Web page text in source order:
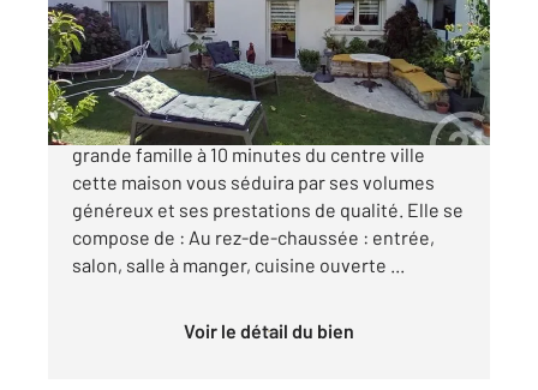
Maison à vendre
679 500 €
LA ROCHELLE -BEAUREGARD Idéal pour une
grande famille à 10 minutes du centre ville
cette maison vous séduira par ses volumes
généreux et ses prestations de qualité. Elle se
compose de : Au rez-de-chaussée : entrée,
salon, salle à manger, cuisine ouverte ...
Voir le détail du bien